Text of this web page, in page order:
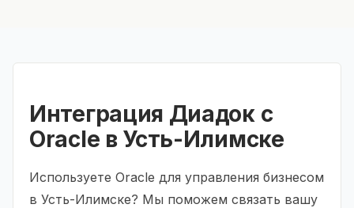
Интеграция Диадок с
Oracle в Усть-Илимске
Используете Oracle для управления бизнесом
в Усть-Илимске? Мы поможем связать вашу